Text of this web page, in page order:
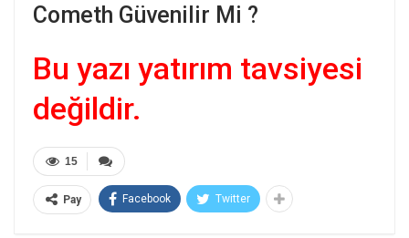
Cometh Güvenilir Mi ?
Bu yazı yatırım tavsiyesi
değildir.
15
Pay Facebook Twitter